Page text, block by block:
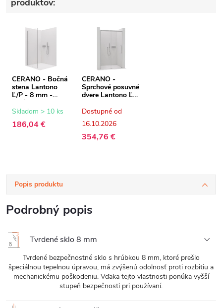
produktov:
CERANO - Bočná
stena Lantono
Ľ/P - 8 mm -
chróm,
transparentné
Skladom > 10 ks
186,04 €
CERANO -
Sprchové posuvné
dvere Lantono Ľ/P
Close - chróm,
transparentné
sklo - 110x195
cm
Dostupné od
16.10.2026
354,76 €
Popis produktu
Podrobný popis
Tvrdené sklo 8 mm
Tvrdené bezpečnostné sklo s hrúbkou 8 mm, ktoré prešlo
špeciálnou tepelnou úpravou, má zvýšenú odolnosť proti rozbitiu a
mechanickému poškodeniu. Vďaka tejto vlastnosti ponúka vyšší
stupeň bezpečnosti pri používaní.